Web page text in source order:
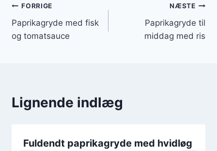
Indlægsnavigation
FORRIGE
Paprikagryde med fisk
og tomatsauce
NÆSTE
Paprikagryde til
middag med ris
Lignende indlæg
Fuldendt paprikagryde med hvidløg